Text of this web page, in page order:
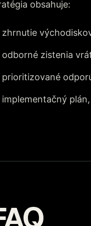
obsahuje:
zhrnutie
odborné zistenia
prioritizované
implementačný